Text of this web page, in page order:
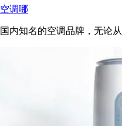
调哪
内知名的空调品牌，无论从